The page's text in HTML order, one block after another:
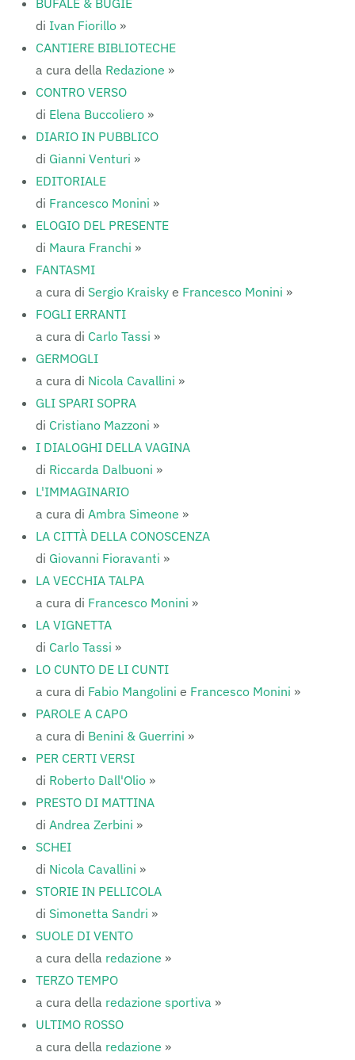
BUFALE & BUGIE
di Ivan Fiorillo »
CANTIERE BIBLIOTECHE
a cura della Redazione »
CONTRO VERSO
di Elena Buccoliero »
DIARIO IN PUBBLICO
di Gianni Venturi »
EDITORIALE
di Francesco Monini »
ELOGIO DEL PRESENTE
di Maura Franchi »
FANTASMI
a cura di Sergio Kraisky e Francesco Monini »
FOGLI ERRANTI
a cura di Carlo Tassi »
GERMOGLI
a cura di Nicola Cavallini »
GLI SPARI SOPRA
di Cristiano Mazzoni »
I DIALOGHI DELLA VAGINA
di Riccarda Dalbuoni »
L'IMMAGINARIO
a cura di Ambra Simeone »
LA CITTÀ DELLA CONOSCENZA
di Giovanni Fioravanti »
LA VECCHIA TALPA
a cura di Francesco Monini »
LA VIGNETTA
di Carlo Tassi »
LO CUNTO DE LI CUNTI
a cura di Fabio Mangolini e Francesco Monini »
PAROLE A CAPO
a cura di Benini & Guerrini »
PER CERTI VERSI
di Roberto Dall'Olio »
PRESTO DI MATTINA
di Andrea Zerbini »
SCHEI
di Nicola Cavallini »
STORIE IN PELLICOLA
di Simonetta Sandri »
SUOLE DI VENTO
a cura della redazione »
TERZO TEMPO
a cura della redazione sportiva »
ULTIMO ROSSO
a cura della redazione »